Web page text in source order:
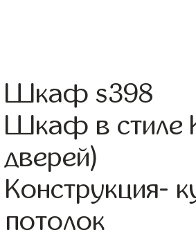
Шкаф s398
Шкаф в стиле
дверей)
Конструкция-
потолок